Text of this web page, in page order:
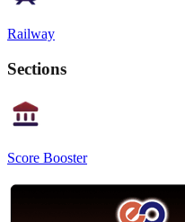
Railway
Sections
Score Booster